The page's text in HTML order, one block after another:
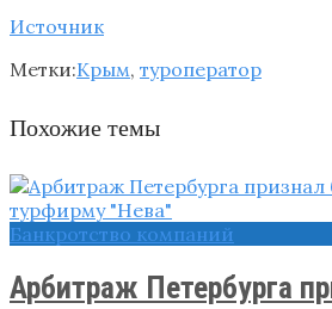
Источник
Метки:Крым, туроператор
Похожие темы
Банкротство компаний
Арбитраж Петербурга